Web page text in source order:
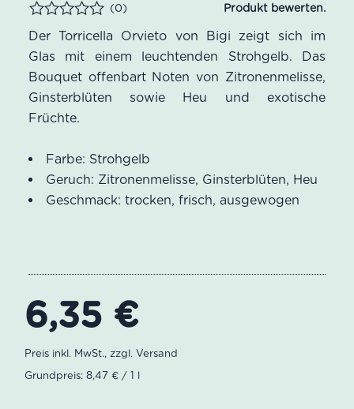
Bewertet
(0)
Der Torricella Orvieto von Bigi zeigt sich im
Glas mit einem leuchtenden Strohgelb. Das
Bouquet offenbart Noten von Zitronenmelisse,
Ginsterblüten sowie Heu und exotische
Früchte.
Farbe: Strohgelb
Geruch: Zitronenmelisse, Ginsterblüten, Heu
Geschmack: trocken, frisch, ausgewogen
6,35 €
Grundpreis: 8,47 € / 1 l